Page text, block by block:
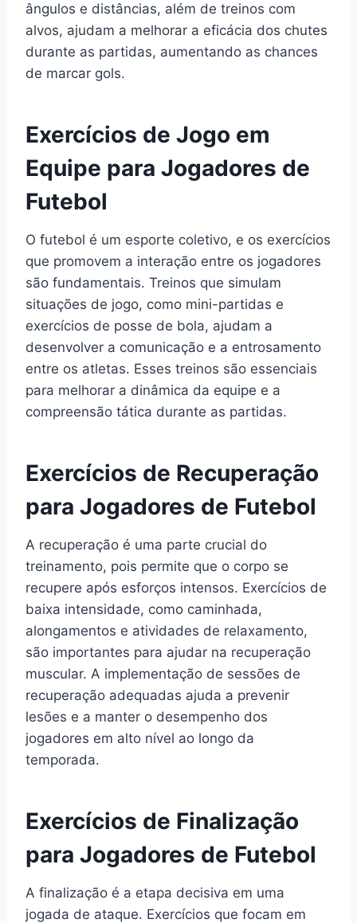
ângulos e distâncias, além de treinos com
alvos, ajudam a melhorar a eficácia dos chutes
durante as partidas, aumentando as chances
de marcar gols.
Exercícios de Jogo em
Equipe para Jogadores de
Futebol
O futebol é um esporte coletivo, e os exercícios
que promovem a interação entre os jogadores
são fundamentais. Treinos que simulam
situações de jogo, como mini-partidas e
exercícios de posse de bola, ajudam a
desenvolver a comunicação e a entrosamento
entre os atletas. Esses treinos são essenciais
para melhorar a dinâmica da equipe e a
compreensão tática durante as partidas.
Exercícios de Recuperação
para Jogadores de Futebol
A recuperação é uma parte crucial do
treinamento, pois permite que o corpo se
recupere após esforços intensos. Exercícios de
baixa intensidade, como caminhada,
alongamentos e atividades de relaxamento,
são importantes para ajudar na recuperação
muscular. A implementação de sessões de
recuperação adequadas ajuda a prevenir
lesões e a manter o desempenho dos
jogadores em alto nível ao longo da
temporada.
Exercícios de Finalização
para Jogadores de Futebol
A finalização é a etapa decisiva em uma
jogada de ataque. Exercícios que focam em